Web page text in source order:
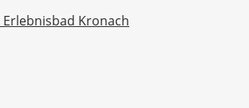
Erlebnisbad Kronach